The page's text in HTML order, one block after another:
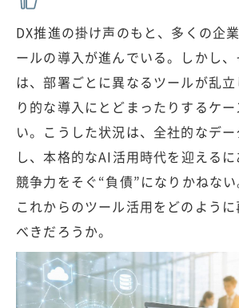
DX推進の掛け声のもと、多くの企
ールの導入が進んでいる。しかし
は、部署ごとに異なるツールが乱
り的な導入にとどまったりするケ
い。こうした状況は、全社的なデ
し、本格的なAI活用時代を迎える
競争力をそぐ“負債”になりかねな
これからのツール活用をどのように
べきだろうか。